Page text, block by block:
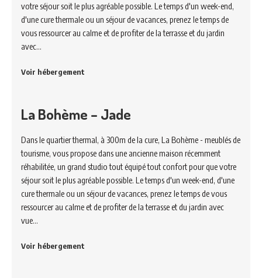
votre séjour soit le plus agréable possible. Le temps d'un week-end,
d'une cure thermale ou un séjour de vacances, prenez le temps de
vous ressourcer au calme et de profiter de la terrasse et du jardin
avec…
Voir hébergement
La Bohème – Jade
Dans le quartier thermal, à 300m de la cure, La Bohème - meublés de
tourisme, vous propose dans une ancienne maison récemment
réhabilitée, un grand studio tout équipé tout confort pour que votre
séjour soit le plus agréable possible. Le temps d'un week-end, d'une
cure thermale ou un séjour de vacances, prenez le temps de vous
ressourcer au calme et de profiter de la terrasse et du jardin avec
vue…
Voir hébergement